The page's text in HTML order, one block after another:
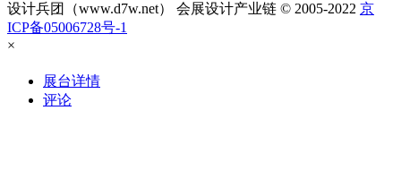
设计兵团（www.d7w.net） 会展设计产业链 © 2005-2022 京
ICP备05006728号-1
×
展台详情
评论